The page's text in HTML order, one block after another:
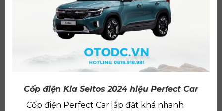
Cốp điện Kia Seltos 2024 hiệu Perfect Car
Cốp điện Perfect Car lắp đặt khá nhanh